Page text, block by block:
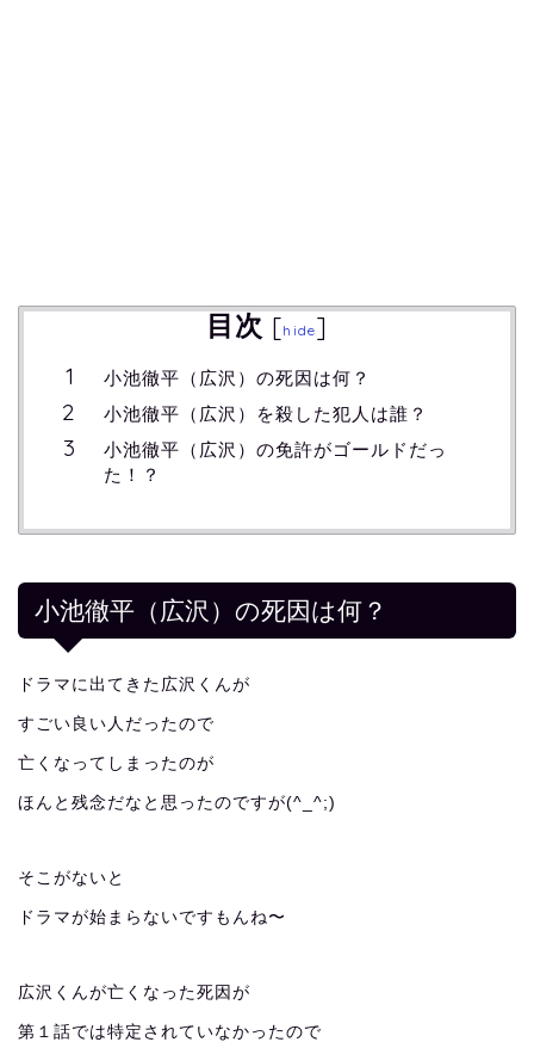
目次 [hide]
小池徹平（広沢）の死因は何？
小池徹平（広沢）を殺した犯人は誰？
小池徹平（広沢）の免許がゴールドだっ
た！？
小池徹平（広沢）の死因は何？
ドラマに出てきた広沢くんが
すごい良い人だったので
亡くなってしまったのが
ほんと残念だなと思ったのですが(^_^;)
そこがないと
ドラマが始まらないですもんね〜
広沢くんが亡くなった死因が
第１話では特定されていなかったので